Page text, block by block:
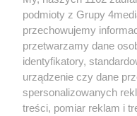
Redakcja Reklama
podmioty z Grupy
przechowujemy
przetwarzamy dane
identyfikatory,
urządzenie czy dane
spersonalizowanych
treści, pomiar reklam i